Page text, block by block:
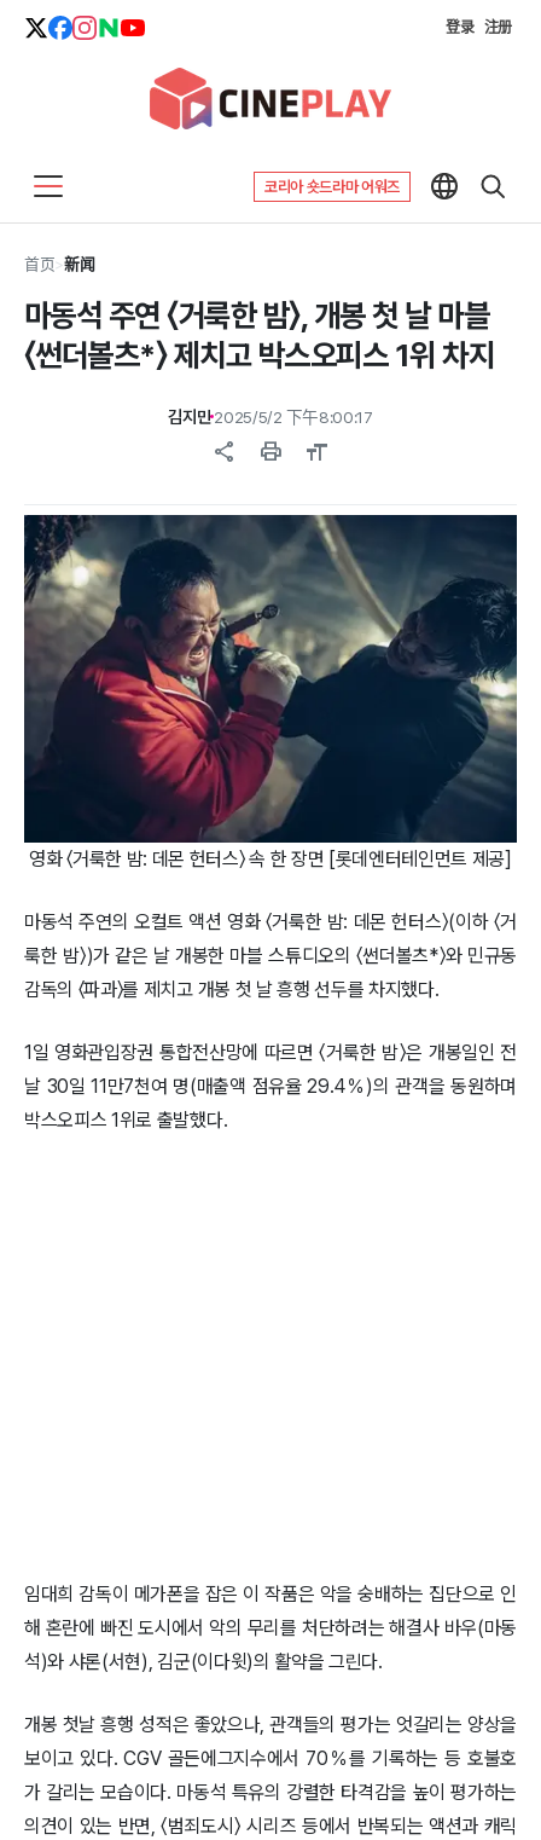
登录 注册
코리아 숏드라마 어워즈
首页>新闻
마동석 주연 〈거룩한 밤〉, 개봉 첫 날 마블
〈썬더볼츠*〉 제치고 박스오피스 1위 차지
김지민 2025/5/2 下午8:00:17
share print format_size
영화 〈거룩한 밤: 데몬 헌터스〉 속 한 장면 [롯데엔터테인먼트 제공]
마동석 주연의 오컬트 액션 영화 〈거룩한 밤: 데몬 헌터스〉(이하 〈거
룩한 밤〉)가 같은 날 개봉한 마블 스튜디오의 〈썬더볼츠*〉와 민규동
감독의 〈파과〉를 제치고 개봉 첫 날 흥행 선두를 차지했다.
1일 영화관입장권 통합전산망에 따르면 〈거룩한 밤〉은 개봉일인 전
날 30일 11만7천여 명(매출액 점유율 29.4％)의 관객을 동원하며
박스오피스 1위로 출발했다.
임대희 감독이 메가폰을 잡은 이 작품은 악을 숭배하는 집단으로 인
해 혼란에 빠진 도시에서 악의 무리를 처단하려는 해결사 바우(마동
석)와 샤론(서현), 김군(이다윗)의 활약을 그린다.
개봉 첫날 흥행 성적은 좋았으나, 관객들의 평가는 엇갈리는 양상을
보이고 있다. CGV 골든에그지수에서 70％를 기록하는 등 호불호
가 갈리는 모습이다. 마동석 특유의 강렬한 타격감을 높이 평가하는
의견이 있는 반면, 〈범죄도시〉 시리즈 등에서 반복되는 액션과 캐릭